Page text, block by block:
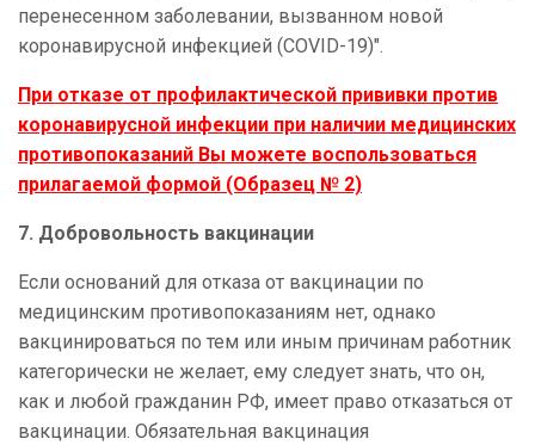
перенесенном заболевании, вызванном новой
коронавирусной инфекцией (COVID-19)".
При отказе от профилактической прививки против
коронавирусной инфекции при наличии медицинских
противопоказаний Вы можете воспользоваться
прилагаемой формой (Образец № 2)
7. Добровольность вакцинации
Если оснований для отказа от вакцинации по
медицинским противопоказаниям нет, однако
вакцинироваться по тем или иным причинам работник
категорически не желает, ему следует знать, что он,
как и любой гражданин РФ, имеет право отказаться от
вакцинации. Обязательная вакцинация